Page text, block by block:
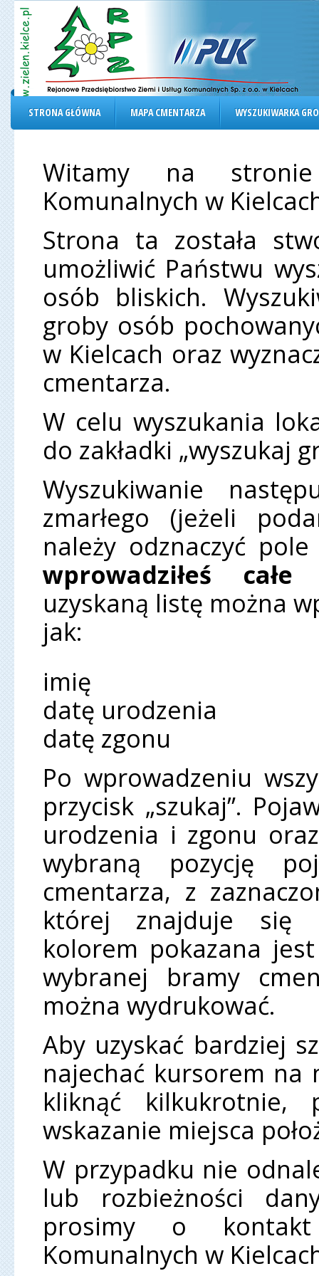
STRONA GŁÓWNA MAPA CMENTARZA WYSZUKIWARKA
Witamy na stronie
Komunalnych w
Strona ta została
umożliwić Państwu
osób bliskich.
groby osób
w Kielcach oraz
cmentarza.
W celu wyszukania
do zakładki „wyszukaj
Wyszukiwanie
zmarłego (jeżeli
należy odznaczyć
wprowadziłeś całe
uzyskaną listę można
jak:
imię
datę urodzenia
datę zgonu
Po wprowadzeniu
przycisk „szukaj”.
urodzenia i zgonu
wybraną pozycję
cmentarza, z
której znajduje się
kolorem pokazana
wybranej bramy
można wydrukować.
Aby uzyskać bardziej
najechać kursorem na
kliknąć kilkukrotnie,
wskazanie miejsca
W przypadku nie
lub rozbieżności
prosimy o
Komunalnych w